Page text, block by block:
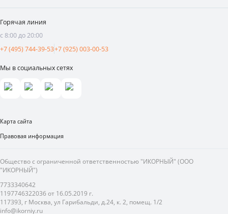
Видеоотзывы
Поставщикам
Аренда площадей
Реклама и продвижение
Вакансии
Мы в социальных сетях
Горячая линия
с 8:00 до 20:00
+7 (495) 744-39-53+7 (925) 003-00-53
Карта сайта
Правовая информация
Общество с ограниченной ответственностью "ИКОРНЫЙ" (ООО
"ИКОРНЫЙ")
7733340642
1197746322036 от 16.05.2019 г.
117393, г Москва, ул Гарибальди, д.24, к. 2, помещ. 1/2
info@ikorniy.ru